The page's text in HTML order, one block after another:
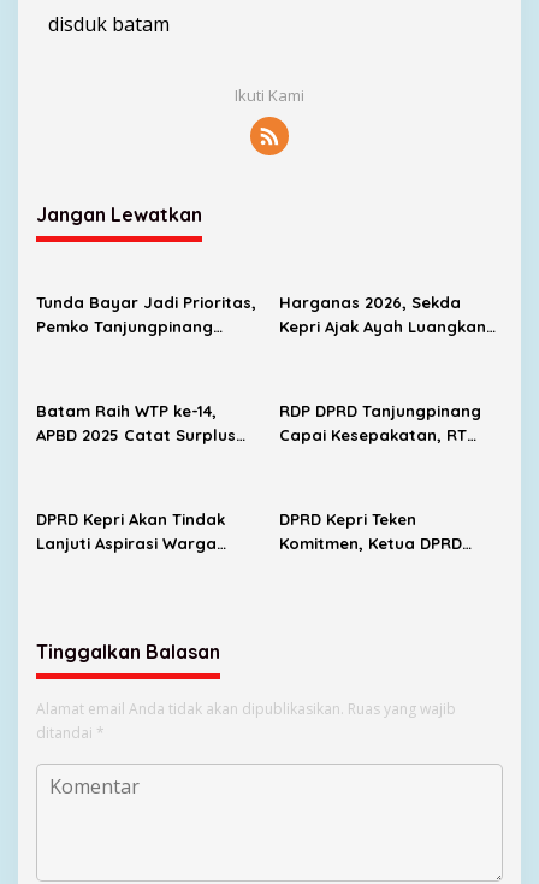
a
disduk batam
Ikuti Kami
Jangan Lewatkan
Tunda Bayar Jadi Prioritas,
Pemko Tanjungpinang
Harganas 2026, Sekda
Kepri Ajak Ayah Luangkan
Batam Raih WTP ke-14,
APBD 2025 Catat Surplus
RDP DPRD Tanjungpinang
Capai Kesepakatan, RT
DPRD Kepri Akan Tindak
Lanjuti Aspirasi Warga
DPRD Kepri Teken
Komitmen, Ketua DPRD
Tinggalkan Balasan
Alamat email Anda tidak akan dipublikasikan. Ruas yang wajib
ditandai *